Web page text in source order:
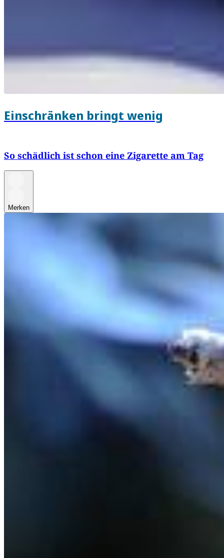
Einschränken bringt wenig
So schädlich ist schon eine Zigarette am Tag
Merken